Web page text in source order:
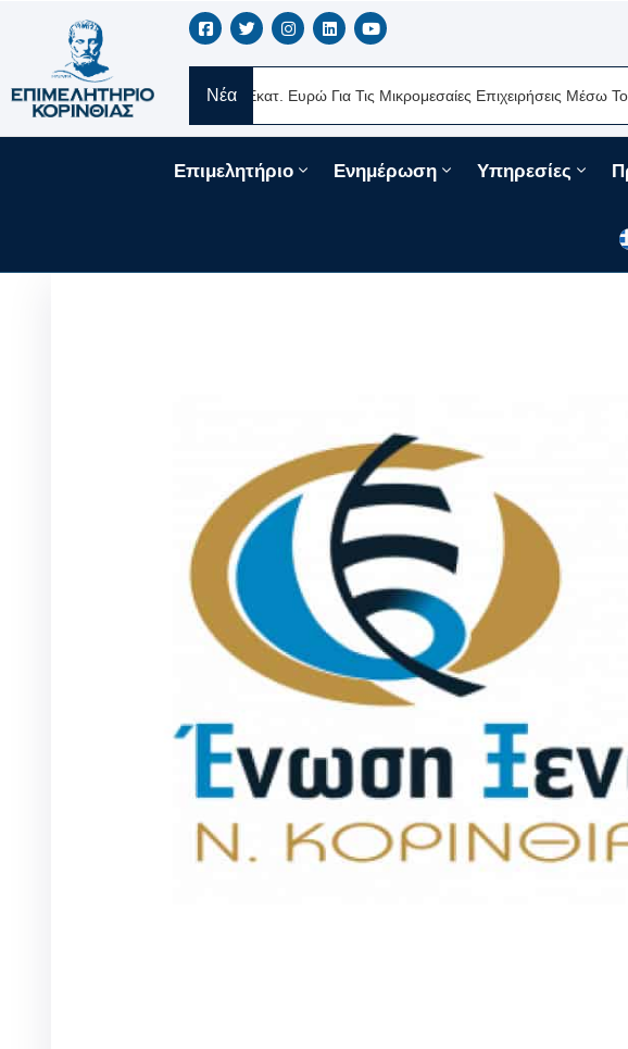
Νέα
Νέα Δάνεια 330 Εκατ. Ευρώ Για Τις Μικρομεσαίες Επιχειρήσεις Μέσω Του ΤΕΠΙΧ ΙΙΙ
Επιμελητήριο Ενημέρωση Υπηρεσίες